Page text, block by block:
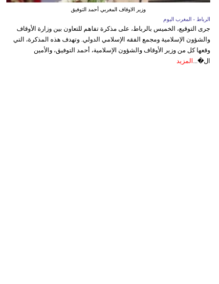
وزير الاوقاف المغربي أحمد التوفيق
الرباط - المغرب اليوم
جرى التوقيع، الخميس بالرباط، على مذكرة تفاهم للتعاون بين وزارة الأوقاف
والشؤون الإسلامية ومجمع الفقه الإسلامي الدولي. وتهدف هذه المذكرة، التي
وقعها كل من وزير الأوقاف والشؤون الإسلامية، أحمد التوفيق، والأمين
ال�... المزيد